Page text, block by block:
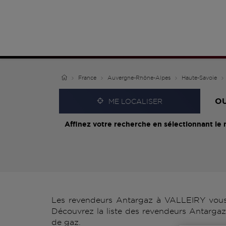
France Auvergne-Rhône-Alpes Haute-Savoie
ME LOCALISER
Affinez votre recherche en sélectionnant le
Les revendeurs Antargaz à VALLEIRY
Découvrez la liste des revendeurs
de gaz.